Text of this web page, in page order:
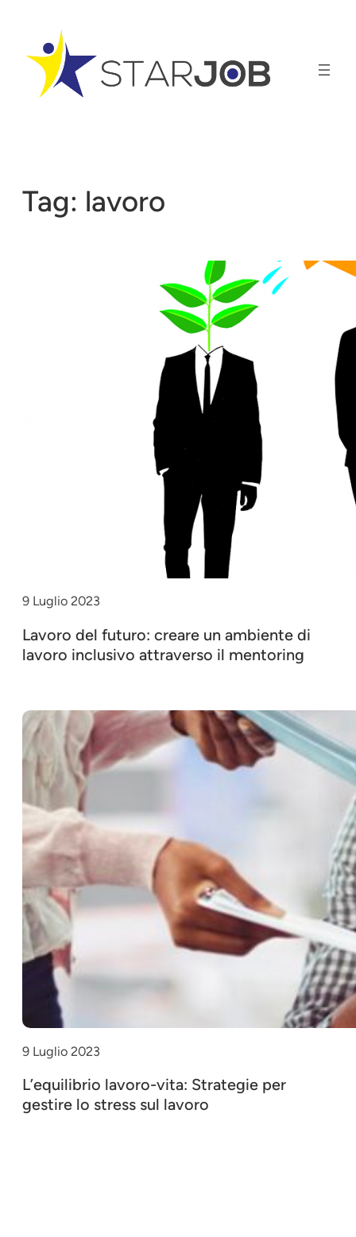
contenuto
Tag: lavoro
9 Luglio 2023
Lavoro del futuro: creare un ambiente di
lavoro inclusivo attraverso il mentoring
9 Luglio 2023
L’equilibrio lavoro-vita: Strategie per
gestire lo stress sul lavoro